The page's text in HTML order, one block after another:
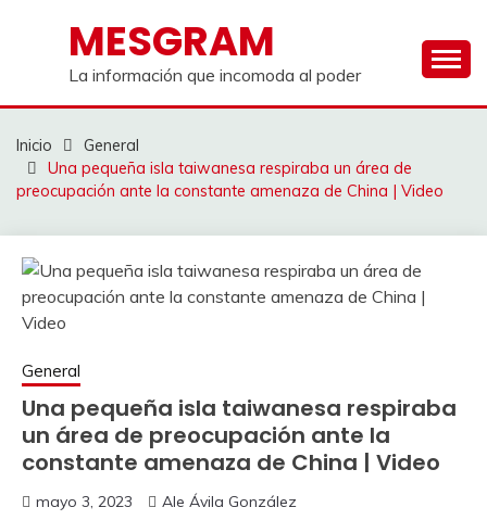
contenidoMESGRAM
La información que incomoda al poder
Inicio
General
Una pequeña isla taiwanesa respiraba un área de
preocupación ante la constante amenaza de China | Video
General
Una pequeña isla taiwanesa respiraba
un área de preocupación ante la
constante amenaza de China | Video
mayo 3, 2023 Ale Ávila González